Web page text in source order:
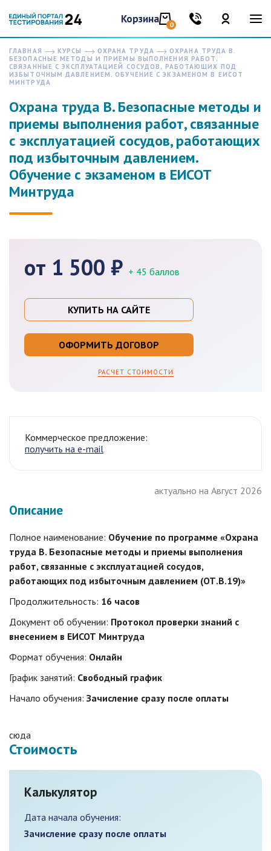
Корзина 0
ГЛАВНАЯ КУРСЫ ОХРАНА ТРУДА
ОХРАНА ТРУДА В.
БЕЗОПАСНЫЕ МЕТОДЫ И ПРИЕМЫ ВЫПОЛНЕНИЯ РАБОТ,
СВЯЗАННЫЕ С ЭКСПЛУАТАЦИЕЙ СОСУДОВ, РАБОТАЮЩИХ ПОД
ИЗБЫТОЧНЫМ ДАВЛЕНИЕМ. ОБУЧЕНИЕ С ЭКЗАМЕНОМ В ЕИСОТ
МИНТРУДА
Охрана труда В. Безопасные методы и
приемы выполнения работ, связанные
с эксплуатацией сосудов, работающих
под избыточным давлением.
Обучение с экзаменом в ЕИСОТ
Минтруда
актуально на Август 2026
Описание
Полное наименование: Обучение по программе «Охрана
труда В. Безопасные методы и приемы выполнения
работ, связанные с эксплуатацией сосудов,
работающих под избыточным давлением (ОТ.В.19)»
Продолжительность: 16 часов
Документ об обучении: Протокол проверки знаний с
внесением в ЕИСОТ Минтруда
Формат обучения: Онлайн
График занятий: Свободный график
Начало обучения: Зачисление сразу после оплаты
от 1 500 ₽ + 45 баллов
КУПИТЬ НА САЙТЕ
ОФОРМИТЬ ДОГОВОР
РАСЧЕТ СТОИМОСТИ
Коммерческое предложение:
получить на e-mail
сюда
Стоимость
Калькулятор
Дата начала обучения:
Зачисление сразу после оплаты